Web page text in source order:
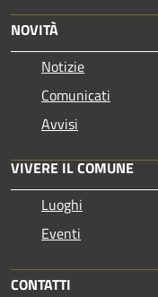
NOVITÀ
Notizie
Comunicati
Avvisi
VIVERE IL COMUNE
Luoghi
Eventi
CONTATTI